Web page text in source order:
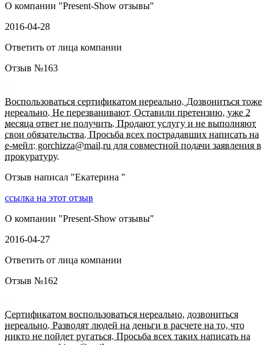
О компании "Present-Show отзывы"
2016-04-28
Ответить от лица компании
Отзыв №163
Воспользоваться сертификатом нереально. Дозвониться тоже
нереально. Не перезванивают. Оставили претензию, уже 2
месяца ответ не получить. Продают услугу и не выполняют
свои обязательства. Просьба всех пострадавших написать на
е-мейл: gorchizza@mail.ru для совместной подачи заявления в
прокуратуру.
Отзыв написал "Екатерина "
ссылка на этот отзыв
О компании "Present-Show отзывы"
2016-04-27
Ответить от лица компании
Отзыв №162
Сертификатом воспользоваться нереально, дозвониться
нереально. Разводят людей на деньги в расчете на то, что
никто не пойдет ругаться. Просьба всех таких написать на